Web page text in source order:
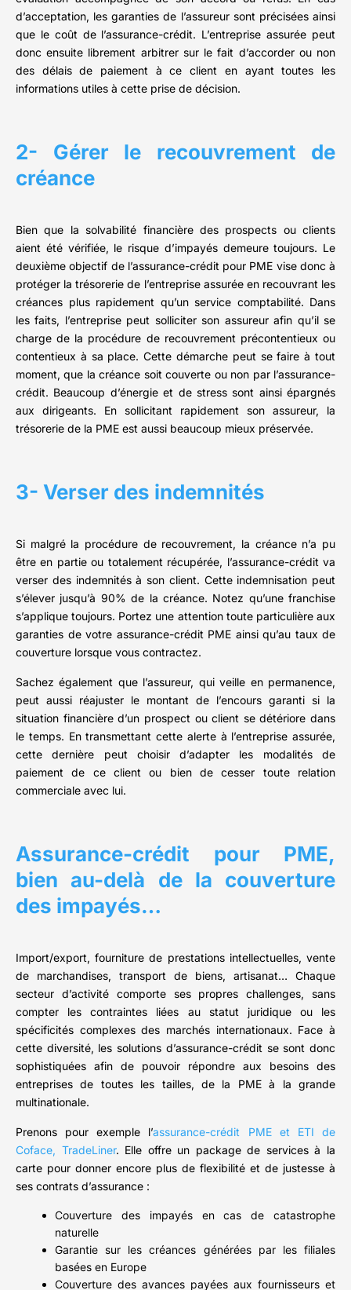
d’acceptation, les garanties de l’assureur sont précisées ainsi
que le coût de l’assurance-crédit. L’entreprise assurée peut
donc ensuite librement arbitrer sur le fait d’accorder ou non
des délais de paiement à ce client en ayant toutes les
informations utiles à cette prise de décision.
2- Gérer le recouvrement de
créance
Bien que la solvabilité financière des prospects ou clients
aient été vérifiée, le risque d’impayés demeure toujours. Le
deuxième objectif de l’assurance-crédit pour PME vise donc à
protéger la trésorerie de l’entreprise assurée en recouvrant les
créances plus rapidement qu’un service comptabilité. Dans
les faits, l’entreprise peut solliciter son assureur afin qu’il se
charge de la procédure de recouvrement précontentieux ou
contentieux à sa place. Cette démarche peut se faire à tout
moment, que la créance soit couverte ou non par l’assurance-
crédit. Beaucoup d’énergie et de stress sont ainsi épargnés
aux dirigeants. En sollicitant rapidement son assureur, la
trésorerie de la PME est aussi beaucoup mieux préservée.
3- Verser des indemnités
Si malgré la procédure de recouvrement, la créance n’a pu
être en partie ou totalement récupérée, l’assurance-crédit va
verser des indemnités à son client. Cette indemnisation peut
s’élever jusqu’à 90% de la créance. Notez qu’une franchise
s’applique toujours. Portez une attention toute particulière aux
garanties de votre assurance-crédit PME ainsi qu’au taux de
couverture lorsque vous contractez.
Sachez également que l’assureur, qui veille en permanence,
peut aussi réajuster le montant de l’encours garanti si la
situation financière d’un prospect ou client se détériore dans
le temps. En transmettant cette alerte à l’entreprise assurée,
cette dernière peut choisir d’adapter les modalités de
paiement de ce client ou bien de cesser toute relation
commerciale avec lui.
Assurance-crédit pour PME,
bien au-delà de la couverture
des impayés…
Import/export, fourniture de prestations intellectuelles, vente
de marchandises, transport de biens, artisanat… Chaque
secteur d’activité comporte ses propres challenges, sans
compter les contraintes liées au statut juridique ou les
spécificités complexes des marchés internationaux. Face à
cette diversité, les solutions d’assurance-crédit se sont donc
sophistiquées afin de pouvoir répondre aux besoins des
entreprises de toutes les tailles, de la PME à la grande
multinationale.
Prenons pour exemple l’assurance-crédit PME et ETI de
Coface, TradeLiner. Elle offre un package de services à la
carte pour donner encore plus de flexibilité et de justesse à
ses contrats d’assurance :
Couverture des impayés en cas de catastrophe
naturelle
Garantie sur les créances générées par les filiales
basées en Europe
Couverture des avances payées aux fournisseurs et